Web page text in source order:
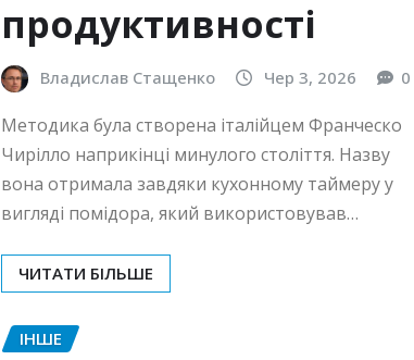
продуктивності
Владислав Стащенко Чер 3, 2026 0
Методика була створена італійцем Франческо
Чирілло наприкінці минулого століття. Назву
вона отримала завдяки кухонному таймеру у
вигляді помідора, який використовував…
ЧИТАТИ БІЛЬШЕ
ІНШЕ